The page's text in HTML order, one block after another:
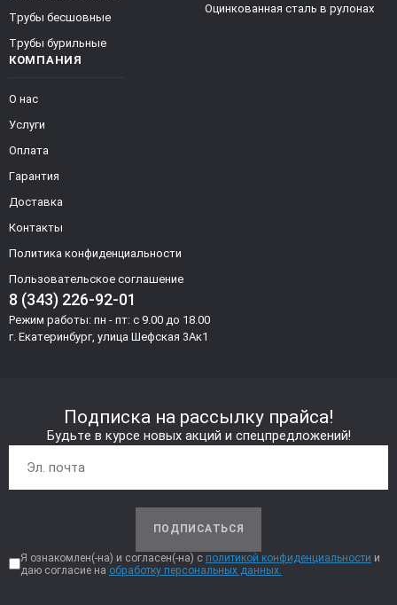
КОМПАНИЯ
О нас
Услуги
Оплата
Гарантия
Доставка
Контакты
Политика конфиденциальности
Пользовательское соглашение
8 (343) 226-92-01
Режим работы: пн - пт: с 9.00 до 18.00
г. Екатеринбург, улица Шефская 3Ак1
Трубы бесшовные
Трубы бурильные
Оцинкованная сталь в рулонах
Подписка на рассылку прайса!
Будьте в курсе новых акций и спецпредложений!
ПОДПИСАТЬСЯ
Я ознакомлен(-на) и согласен(-на) с политикой конфиденциальности и
даю согласие на обработку персональных данных.